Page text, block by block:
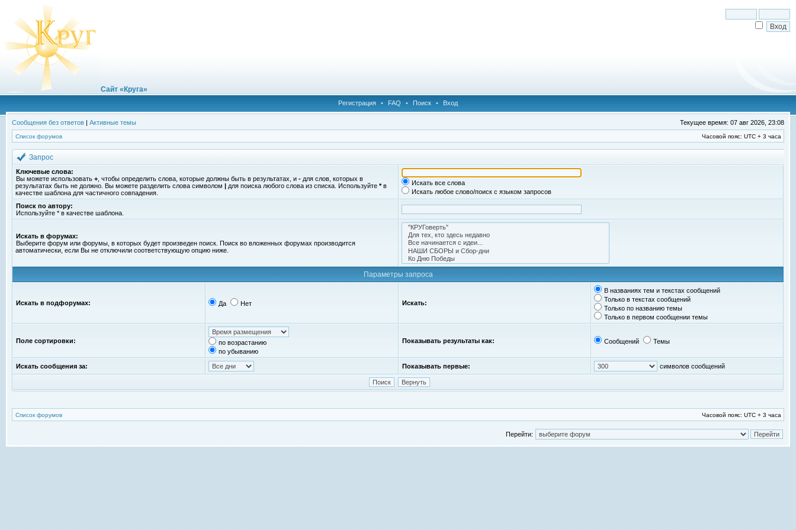
Сайт «Круга»
Регистрация • FAQ • Поиск • Вход
Сообщения без ответов | Активные темы Текущее время: 07 авг 2026, 23:08
Список форумов Часовой пояс: UTC + 3 часа
Запрос
Ключевые слова:
Вы можете использовать + , чтобы определить слова, которые должны быть в результатах, и - для слов, которых в
результатах быть не должно. Вы можете разделить слова символом | для поиска любого слова из списка. Используйте *в
качестве шаблона для частичного совпадения.
Искать все слова
Искать любое слово/поиск с языком запросов
Поиск по автору:
Используйте * в качестве шаблона.
Искать в форумах:
Выберите форум или форумы, в которых будет произведен поиск. Поиск во вложенных форумах производится
автоматически, если Вы не отключили соответствующую опцию ниже.
Параметры запроса
Искать в подфорумах: Да Нет Искать:
В названиях тем и текстах сообщений
Только в текстах сообщений
Только по названию темы
Только в первом сообщении темы
Поле сортировки:
по возрастанию
по убыванию
Показывать результаты как: Сообщений Темы
Искать сообщения за: Показывать первые: символов сообщений
Список форумов Часовой пояс: UTC + 3 часа
Перейти: